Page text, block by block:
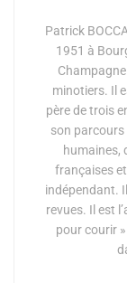
Patrick
1951 à
minotiers. Il
père de trois
son
humaines,
françaises
indépendant.
revues. Il est
pour courir